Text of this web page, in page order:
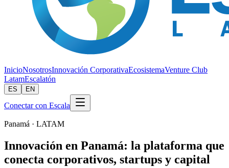
InicioNosotrosInnovación CorporativaEcosistemaVenture Club
LatamEscalatón
ES EN
Conectar con Escala
Panamá · LATAM
Innovación en Panamá: la plataforma que
conecta corporativos, startups y capital